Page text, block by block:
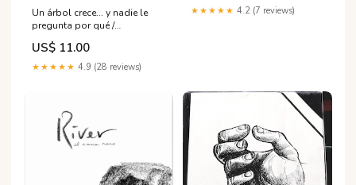
Un árbol crece... y nadie le
pregunta por qué /
Kinderbuch Spanisch /
Eugénio Roda / Cecilia
Afonso Esteves Gaëtan
US$ 11.00
★★★★★ 4.9 (28 reviews)
★★★★★ 4.2 (7 reviews)